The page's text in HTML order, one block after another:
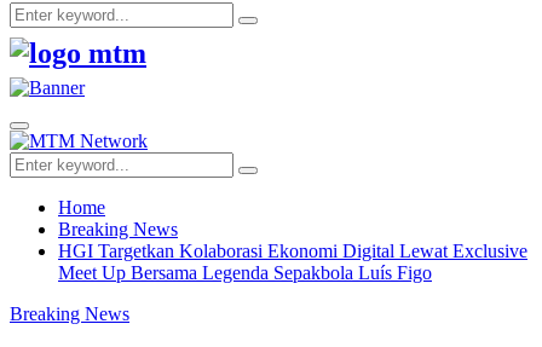
Search
for:
Search
Facebook
Twitter
Youtube
Primary
Menu
Search
for:
Search
Home
Breaking News
HGI Targetkan Kolaborasi Ekonomi Digital Lewat Exclusive
Meet Up Bersama Legenda Sepakbola Luís Figo
Breaking News